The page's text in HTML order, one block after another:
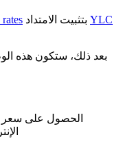
YLC
بعد ذلك، ستكون هذه
الحصول على سعر